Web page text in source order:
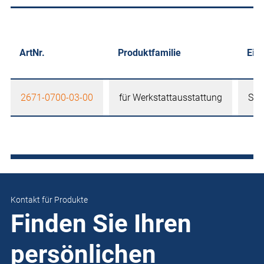
ArtNr. Produktfamilie
2671-0700-03-00 für Werkstattausstattung
Kontakt für Produkte
Finden Sie Ihren
persönlichen